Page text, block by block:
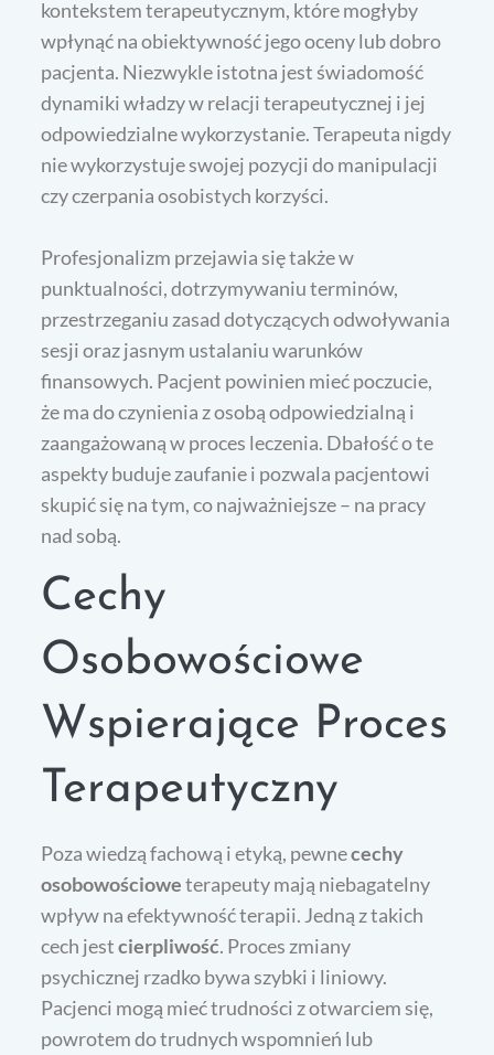
kontekstem terapeutycznym, które mogłyby
wpłynąć na obiektywność jego oceny lub dobro
pacjenta. Niezwykle istotna jest świadomość
dynamiki władzy w relacji terapeutycznej i jej
odpowiedzialne wykorzystanie. Terapeuta nigdy
nie wykorzystuje swojej pozycji do manipulacji
czy czerpania osobistych korzyści.
Profesjonalizm przejawia się także w
punktualności, dotrzymywaniu terminów,
przestrzeganiu zasad dotyczących odwoływania
sesji oraz jasnym ustalaniu warunków
finansowych. Pacjent powinien mieć poczucie,
że ma do czynienia z osobą odpowiedzialną i
zaangażowaną w proces leczenia. Dbałość o te
aspekty buduje zaufanie i pozwala pacjentowi
skupić się na tym, co najważniejsze – na pracy
nad sobą.
Cechy
Osobowościowe
Wspierające Proces
Terapeutyczny
Poza wiedzą fachową i etyką, pewnecechy
osobowościoweterapeuty mają niebagatelny
wpływ na efektywność terapii. Jedną z takich
cech jestcierpliwość. Proces zmiany
psychicznej rzadko bywa szybki i liniowy.
Pacjenci mogą mieć trudności z otwarciem się,
powrotem do trudnych wspomnień lub